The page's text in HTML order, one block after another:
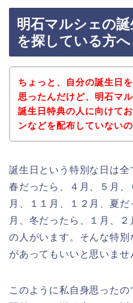
明石マルシェの
を探している方へ
ちょっと、自分の誕生日
思ったんだけど、明石マ
誕生日特典の人に向けて
ンなどを配布していない
誕生日という特別な日は全
春だったら、４月、５月、
月、１１月、１２月、夏
月、冬だったら、１月、
の人がいます。そんな特
があってもいいと思いませ
このように私自身思った